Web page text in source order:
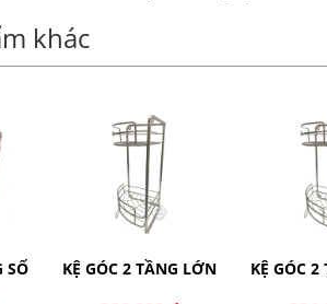
khác
KỆ GÓC 2 TẦNG NHỎ KỆ GÓC